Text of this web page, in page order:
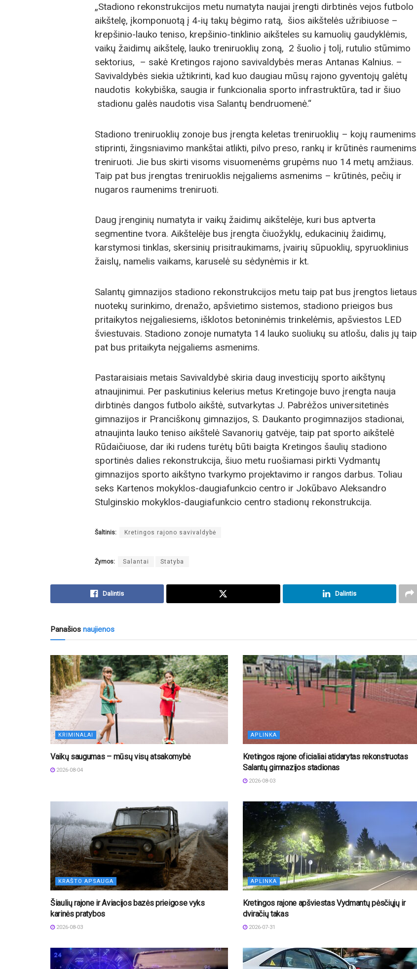
„Stadiono rekonstrukcijos metu numatyta naujai įrengti dirbtinės vejos futbolo
aikštelę, įkomponuotą į 4-ių takų bėgimo ratą, šios aikštelės užribiuose –
krepšinio-lauko teniso, krepšinio-tinklinio aikšteles su kamuolių gaudyklėmis,
vaikų žaidimų aikštelę, lauko treniruoklių zoną, 2 šuolio į tolį, rutulio stūmimo
sektorius, – sakė Kretingos rajono savivaldybės meras Antanas Kalnius. –
Savivaldybės siekia užtikrinti, kad kuo daugiau mūsų rajono gyventojų galėtų
naudotis kokybiška, saugia ir funkcionalia sporto infrastruktūra, tad ir šiuo
stadionu galės naudotis visa Salantų bendruomenė.“
Stadiono treniruoklių zonoje bus įrengta keletas treniruoklių – kojų raumenims
stiprinti, žingsniavimo mankštai atlikti, pilvo preso, rankų ir krūtinės raumenims
treniruoti. Jie bus skirti visoms visuomenėms grupėms nuo 14 metų amžiaus.
Taip pat bus įrengtas treniruoklis neįgaliems asmenims – krūtinės, pečių ir
nugaros raumenims treniruoti.
Daug įrenginių numatyta ir vaikų žaidimų aikštelėje, kuri bus aptverta
segmentine tvora. Aikštelėje bus įrengta čiuožyklų, edukacinių žaidimų,
karstymosi tinklas, skersinių prisitraukimams, įvairių sūpuoklių, spyruoklinius
žaislų, namelis vaikams, karuselė su sėdynėmis ir kt.
Salantų gimnazijos stadiono rekonstrukcijos metu taip pat bus įrengtos lietaus
nuotekų surinkimo, drenažo, apšvietimo sistemos, stadiono prieigos bus
pritaikytos neįgaliesiems, išklotos betoninėmis trinkelėmis, apšviestos LED
šviestuvais. Stadiono zonoje numatyta 14 lauko suoliukų su atlošu, dalis jų taip
pat bus pritaikyta neįgaliems asmenims.
Pastaraisiais metais Savivaldybė skiria daug investicijų sporto aikštynų
atnaujinimui. Per paskutinius kelerius metus Kretingoje buvo įrengta nauja
dirbtinės dangos futbolo aikštė, sutvarkytas J. Pabrėžos universitetinės
gimnazijos ir Pranciškonų gimnazijos, S. Daukanto progimnazijos stadionai,
atnaujinta lauko teniso aikštelė Savanorių gatvėje, taip pat sporto aikštelė
Rūdaičiuose, dar iki rudens turėtų būti baigta Kretingos šaulių stadiono
sportinės dalies rekonstrukcija, šiuo metu ruošiamasi pirkti Vydmantų
gimnazijos sporto aikštyno tvarkymo projektavimo ir rangos darbus. Toliau
seks Kartenos mokyklos-daugiafunkcio centro ir Jokūbavo Aleksandro
Stulginskio mokyklos-daugiafunkcio centro stadionų rekonstrukcija.
Šaltinis: Kretingos rajono savivaldybė
Žymos: Salantai Statyba
Dalintis Dalintis
Panašios naujienos
KRIMINALAI
Vaikų saugumas – mūsų visų atsakomybė
2026-08-04
APLINKA
Kretingos rajone oficialiai atidarytas rekonstruotas
Salantų gimnazijos stadionas
2026-08-03
KRAŠTO APSAUGA
Šiaulių rajone ir Aviacijos bazės prieigose vyks
karinės pratybos
2026-08-03
APLINKA
Kretingos rajone apšviestas Vydmantų pėsčiųjų ir
dviračių takas
2026-07-31